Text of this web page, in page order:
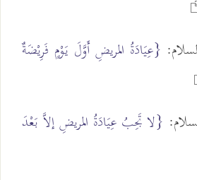
{عِيَادَةُ المريضِ أَوَّلَ يَوْمٍ فَرِيْضَةٌ
{لا تَجِبُ عِيَادَةُ المريضِ إلاَّ بَعْدَ